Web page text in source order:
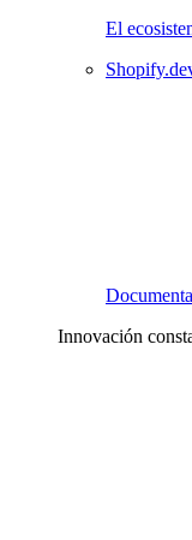
El
Innovación